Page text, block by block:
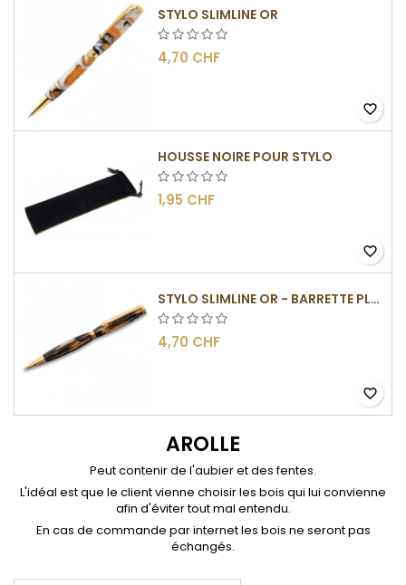
STYLO SLIMLINE OR
4,70 CHF
favorite_border
HOUSSE NOIRE POUR STYLO
1,95 CHF
favorite_border
STYLO SLIMLINE OR - BARRETTE PLATE
4,70 CHF
favorite_border
AROLLE
Peut contenir de l'aubier et des fentes.
L'idéal est que le client vienne choisir les bois qui lui convienne
afin d'éviter tout mal entendu.
En cas de commande par internet les bois ne seront pas
échangés.